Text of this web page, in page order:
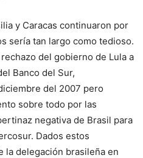
y Caracas continuaron por
sería tan largo como tedioso.
del gobierno de Lula a
Banco del Sur,
del 2007 pero
sobre todo por las
negativa de Brasil para
Dados estos
la delegación brasileña en